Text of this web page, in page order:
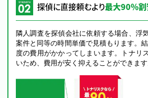
探偵に直接頼むより最大90％
隣人調査を探偵会社に依頼する場合、浮
案件と同等の時間単価で見積もります。
度の費用がかかってしまいます。トナリ
いため、費用が安く抑えることができます